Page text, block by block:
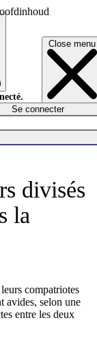
Close menu
Se connecter
divisés
la
compatriotes
avides, selon une
entre les deux